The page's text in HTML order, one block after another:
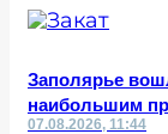
Заполярье
наибольшим
07.08.2026, 11:44